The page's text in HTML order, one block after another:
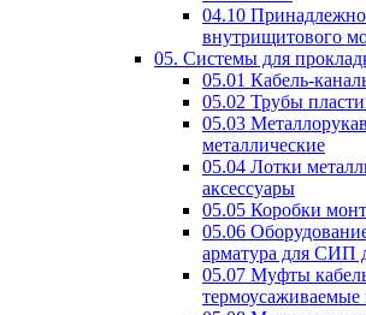
04.10
внутрищитового
05. Системы для
05.01 Кабель-
05.02 Трубы
05.03
металлические
05.04 Лотки
аксессуары
05.05 Коробки
05.06
арматура для СИП
05.07 Муфты
термоусаживаемые